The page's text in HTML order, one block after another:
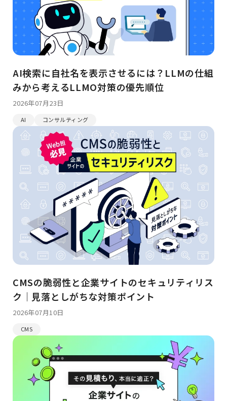
AI検索に自社名を表示させるには？LLMの仕組
みから考えるLLMO対策の優先順位
2026年07月23日
AI コンサルティング
CMSの脆弱性と企業サイトのセキュリティリス
ク｜見落としがちな対策ポイント
2026年07月10日
CMS